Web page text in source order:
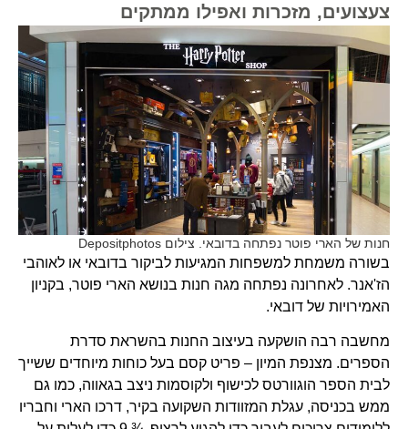
צעצועים, מזכרות ואפילו ממתקים
חנות של הארי פוטר נפתחה בדובאי. צילום Depositphotos
בשורה משמחת למשפחות המגיעות לביקור בדובאי או לאוהבי
הז'אנר. לאחרונה נפתחה מגה חנות בנושא הארי פוטר, בקניון
האמירויות של דובאי.
מחשבה רבה הושקעה בעיצוב החנות בהשראת סדרת
הספרים. מצנפת המיון – פריט קסם בעל כוחות מיוחדים ששייך
לבית הספר הוגוורטס לכישוף ולקוסמות ניצב בגאווה, כמו גם
ממש בכניסה, עגלת המזוודות השקועה בקיר, דרכו הארי וחבריו